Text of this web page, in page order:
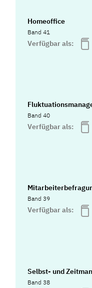
Homeoffice
Band 41
Verfügbar als:
Band 40
Verfügbar als:
Band 39
Verfügbar als:
Selbst- und
Band 38